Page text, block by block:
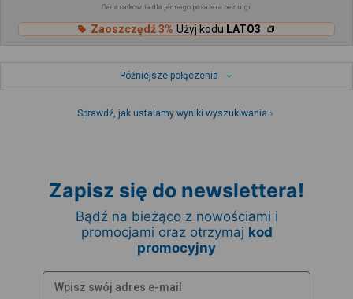
Cena całkowita dla jednego pasażera bez ulgi
Zaoszczędź 3% Użyj kodu LATO3
Późniejsze połączenia
Sprawdź, jak ustalamy wyniki wyszukiwania
Zapisz się do newslettera!
Bądź na bieżąco z nowościami i
promocjami oraz otrzymaj kod
promocyjny